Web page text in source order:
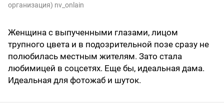
организация) nv_onlain
Женщина с выпученными глазами, лицом
трупного цвета и в подозрительной позе сразу не
полюбилась местным жителям. Зато стала
любимицей в соцсетях. Еще бы, идеальная дама.
Идеальная для фотожаб и шуток.